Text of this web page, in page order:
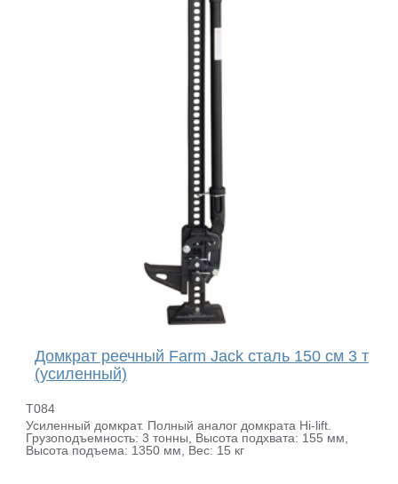
Домкрат реечный Farm Jack сталь 150 см 3 т
(усиленный)
T084
Усиленный домкрат. Полный аналог домкрата Hi-lift.
Грузоподъемность: 3 тонны, Высота подxвата: 155 мм,
Высота подъема: 1350 мм, Вес: 15 кг